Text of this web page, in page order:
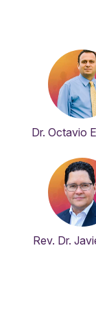
Dr. Octavio
Rev. Dr.